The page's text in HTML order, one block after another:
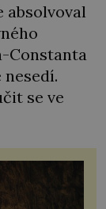
absolvoval
Constanta
nesedí.
se ve